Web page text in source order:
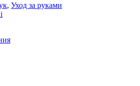
, Уход за руками